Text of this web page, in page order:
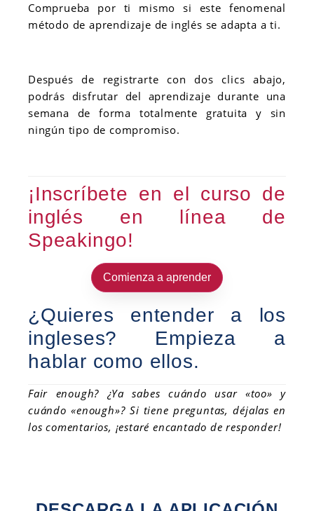
Comprueba por ti mismo si este fenomenal
método de aprendizaje de inglés se adapta a ti.
Después de registrarte con dos clics abajo,
podrás disfrutar del aprendizaje durante una
semana de forma totalmente gratuita y sin
ningún tipo de compromiso.
¡Inscríbete en el curso de
inglés en línea de
Speakingo!
Comienza a aprender
¿Quieres entender a los
ingleses? Empieza a
hablar como ellos.
Fair enough? ¿Ya sabes cuándo usar «too» y
cuándo «enough»? Si tiene preguntas, déjalas en
los comentarios, ¡estaré encantado de responder!